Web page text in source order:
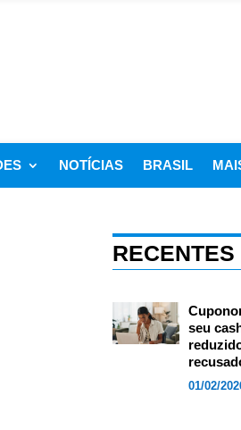
NOTÍCIAS BRASIL
RECENTES
seu
01/02/